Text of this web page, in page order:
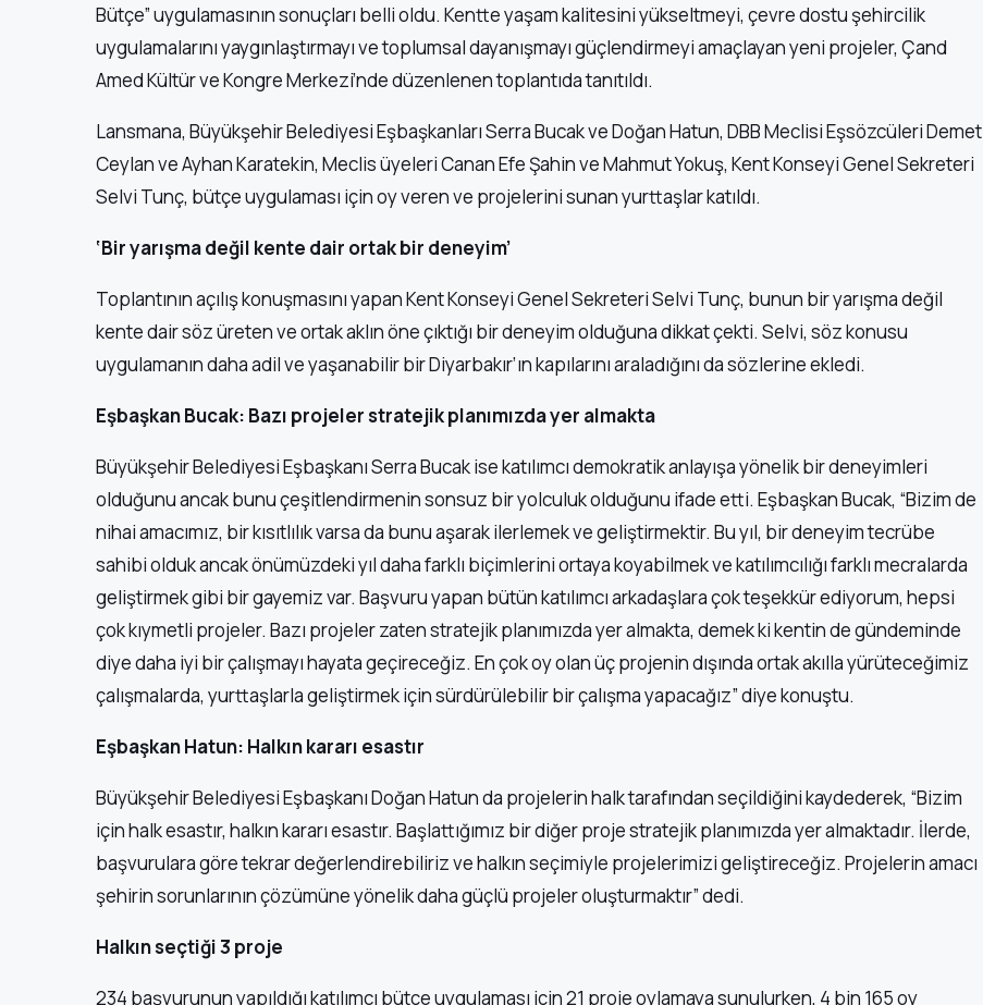
Bütçe” uygulamasının sonuçları belli oldu. Kentte yaşam kalitesini yükseltmeyi, çevre dostu şehircilik
uygulamalarını yaygınlaştırmayı ve toplumsal dayanışmayı güçlendirmeyi amaçlayan yeni projeler, Çand
Amed Kültür ve Kongre Merkezi’nde düzenlenen toplantıda tanıtıldı.
Lansmana, Büyükşehir Belediyesi Eşbaşkanları Serra Bucak ve Doğan Hatun, DBB Meclisi Eşsözcüleri Demet
Ceylan ve Ayhan Karatekin, Meclis üyeleri Canan Efe Şahin ve Mahmut Yokuş, Kent Konseyi Genel Sekreteri
Selvi Tunç, bütçe uygulaması için oy veren ve projelerini sunan yurttaşlar katıldı.
‘Bir yarışma değil kente dair ortak bir deneyim’
Toplantının açılış konuşmasını yapan Kent Konseyi Genel Sekreteri Selvi Tunç, bunun bir yarışma değil
kente dair söz üreten ve ortak aklın öne çıktığı bir deneyim olduğuna dikkat çekti. Selvi, söz konusu
uygulamanın daha adil ve yaşanabilir bir Diyarbakır’ın kapılarını araladığını da sözlerine ekledi.
Eşbaşkan Bucak: Bazı projeler stratejik planımızda yer almakta
Büyükşehir Belediyesi Eşbaşkanı Serra Bucak ise katılımcı demokratik anlayışa yönelik bir deneyimleri
olduğunu ancak bunu çeşitlendirmenin sonsuz bir yolculuk olduğunu ifade etti. Eşbaşkan Bucak, “Bizim de
nihai amacımız, bir kısıtlılık varsa da bunu aşarak ilerlemek ve geliştirmektir. Bu yıl, bir deneyim tecrübe
sahibi olduk ancak önümüzdeki yıl daha farklı biçimlerini ortaya koyabilmek ve katılımcılığı farklı mecralarda
geliştirmek gibi bir gayemiz var. Başvuru yapan bütün katılımcı arkadaşlara çok teşekkür ediyorum, hepsi
çok kıymetli projeler. Bazı projeler zaten stratejik planımızda yer almakta, demek ki kentin de gündeminde
diye daha iyi bir çalışmayı hayata geçireceğiz. En çok oy olan üç projenin dışında ortak akılla yürüteceğimiz
çalışmalarda, yurttaşlarla geliştirmek için sürdürülebilir bir çalışma yapacağız” diye konuştu.
Eşbaşkan Hatun: Halkın kararı esastır
Büyükşehir Belediyesi Eşbaşkanı Doğan Hatun da projelerin halk tarafından seçildiğini kaydederek, “Bizim
için halk esastır, halkın kararı esastır. Başlattığımız bir diğer proje stratejik planımızda yer almaktadır. İlerde,
başvurulara göre tekrar değerlendirebiliriz ve halkın seçimiyle projelerimizi geliştireceğiz. Projelerin amacı
şehirin sorunlarının çözümüne yönelik daha güçlü projeler oluşturmaktır” dedi.
Halkın seçtiği 3 proje
234 başvurunun yapıldığı katılımcı bütçe uygulaması için 21 proje oylamaya sunulurken, 4 bin 165 oy